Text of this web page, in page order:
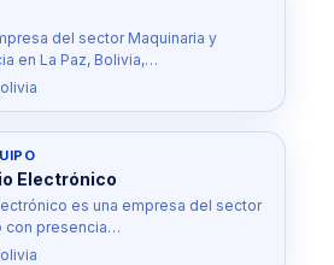
del sector Maquinaria y
en La Paz, Bolivia,…
Electrónico
es una empresa del sector
con presencia…